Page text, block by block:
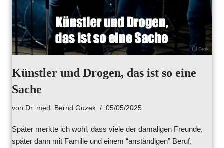
Künstler und Drogen, das ist so eine
Sache
von Dr. med. Bernd Guzek 05/05/2025
Später merkte ich wohl, dass viele der damaligen Freunde,
später dann mit Familie und einem “anständigen” Beruf,